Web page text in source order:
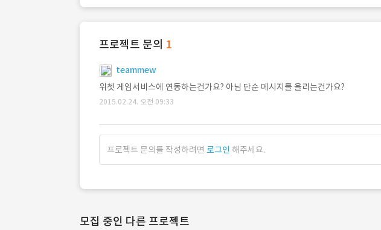
프로젝트 문의 1
teammew
위쳇 게임서비스에 연동하는건가요? 아님 단순 메시지를 올리는건가요?
2015.02.24. 오전 09:33
프로젝트 문의를 작성하려면 로그인 해주세요.
모집 중인 다른 프로젝트